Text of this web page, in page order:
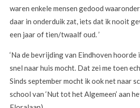
waren enkele mensen gedood
daar in onderduik zat, iets dat ik nooit
een jaar of tien/twaalf oud. ’
‘Na de bevrijding van Eindhoven hoorde
snel naar huis mocht. Dat zei me toen
Sinds september mocht ik ook net naar
school van ‘Nut tot het Algemeen’ aan